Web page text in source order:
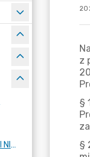
GOSPODARKA GRUNTAMI I NIERUCHOMOŚCIAMI (0/13)